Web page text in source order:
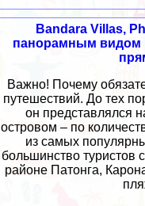
Bandara Villas,
панорамным видом
Важно! Почему
путешествий. До тех
он представлялся
островом – по
из самых
большинство туристов
районе Патонга,